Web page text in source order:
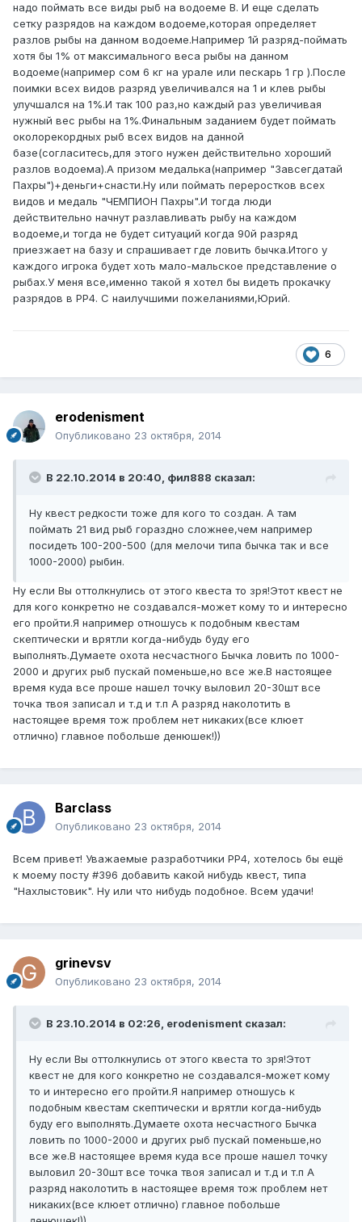
надо поймать все виды рыб на водоеме В. И еще сделать
сетку разрядов на каждом водоеме,которая определяет
разлов рыбы на данном водоеме.Например 1й разряд-поймать
хотя бы 1% от максимального веса рыбы на данном
водоеме(например сом 6 кг на урале или пескарь 1 гр ).После
поимки всех видов разряд увеличивался на 1 и клев рыбы
улучшался на 1%.И так 100 раз,но каждый раз увеличивая
нужный вес рыбы на 1%.Финальным заданием будет поймать
околорекордных рыб всех видов на данной
базе(согласитесь,для этого нужен действительно хороший
разлов водоема).А призом медалька(например "Завсегдатай
Пахры")+деньги+снасти.Ну или поймать переростков всех
видов и медаль "ЧЕМПИОН Пахры".И тогда люди
действительно начнут разлавливать рыбу на каждом
водоеме,и тогда не будет ситуаций когда 90й разряд
приезжает на базу и спрашивает где ловить бычка.Итого у
каждого игрока будет хоть мало-мальское представление о
рыбах.У меня все,именно такой я хотел бы видеть прокачку
разрядов в РР4. С наилучшими пожеланиями,Юрий.
6
erodenisment
Опубликовано 23 октября, 2014
В 22.10.2014 в 20:40, фил888 сказал:
Ну квест редкости тоже для кого то создан. А там
поймать 21 вид рыб гораздно сложнее,чем например
посидеть 100-200-500 (для мелочи типа бычка так и все
1000-2000) рыбин.
Ну если Вы оттолкнулись от этого квеста то зря!Этот квест не
для кого конкретно не создавался-может кому то и интересно
его пройти.Я например отношусь к подобным квестам
скептически и врятли когда-нибудь буду его
выполнять.Думаете охота несчастного Бычка ловить по 1000-
2000 и других рыб пускай поменьше,но все же.В настоящее
время куда все проше нашел точку выловил 20-30шт все
точка твоя записал и т.д и т.п А разряд наколотить в
настоящее время тож проблем нет никаких(все клюет
отлично) главное побольше денюшек!))
Barclass
Опубликовано 23 октября, 2014
Всем привет! Уважаемые разработчики РР4, хотелось бы ещё
к моему посту #396 добавить какой нибудь квест, типа
"Нахлыстовик". Ну или что нибудь подобное. Всем удачи!
grinevsv
Опубликовано 23 октября, 2014
В 23.10.2014 в 02:26, erodenisment сказал:
Ну если Вы оттолкнулись от этого квеста то зря!Этот
квест не для кого конкретно не создавался-может кому
то и интересно его пройти.Я например отношусь к
подобным квестам скептически и врятли когда-нибудь
буду его выполнять.Думаете охота несчастного Бычка
ловить по 1000-2000 и других рыб пускай поменьше,но
все же.В настоящее время куда все проше нашел точку
выловил 20-30шт все точка твоя записал и т.д и т.п А
разряд наколотить в настоящее время тож проблем нет
никаких(все клюет отлично) главное побольше